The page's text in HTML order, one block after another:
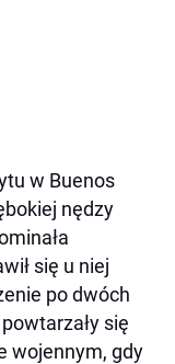
w Buenos
nędzy
się u niej
po dwóch
się
wojennym, gdy